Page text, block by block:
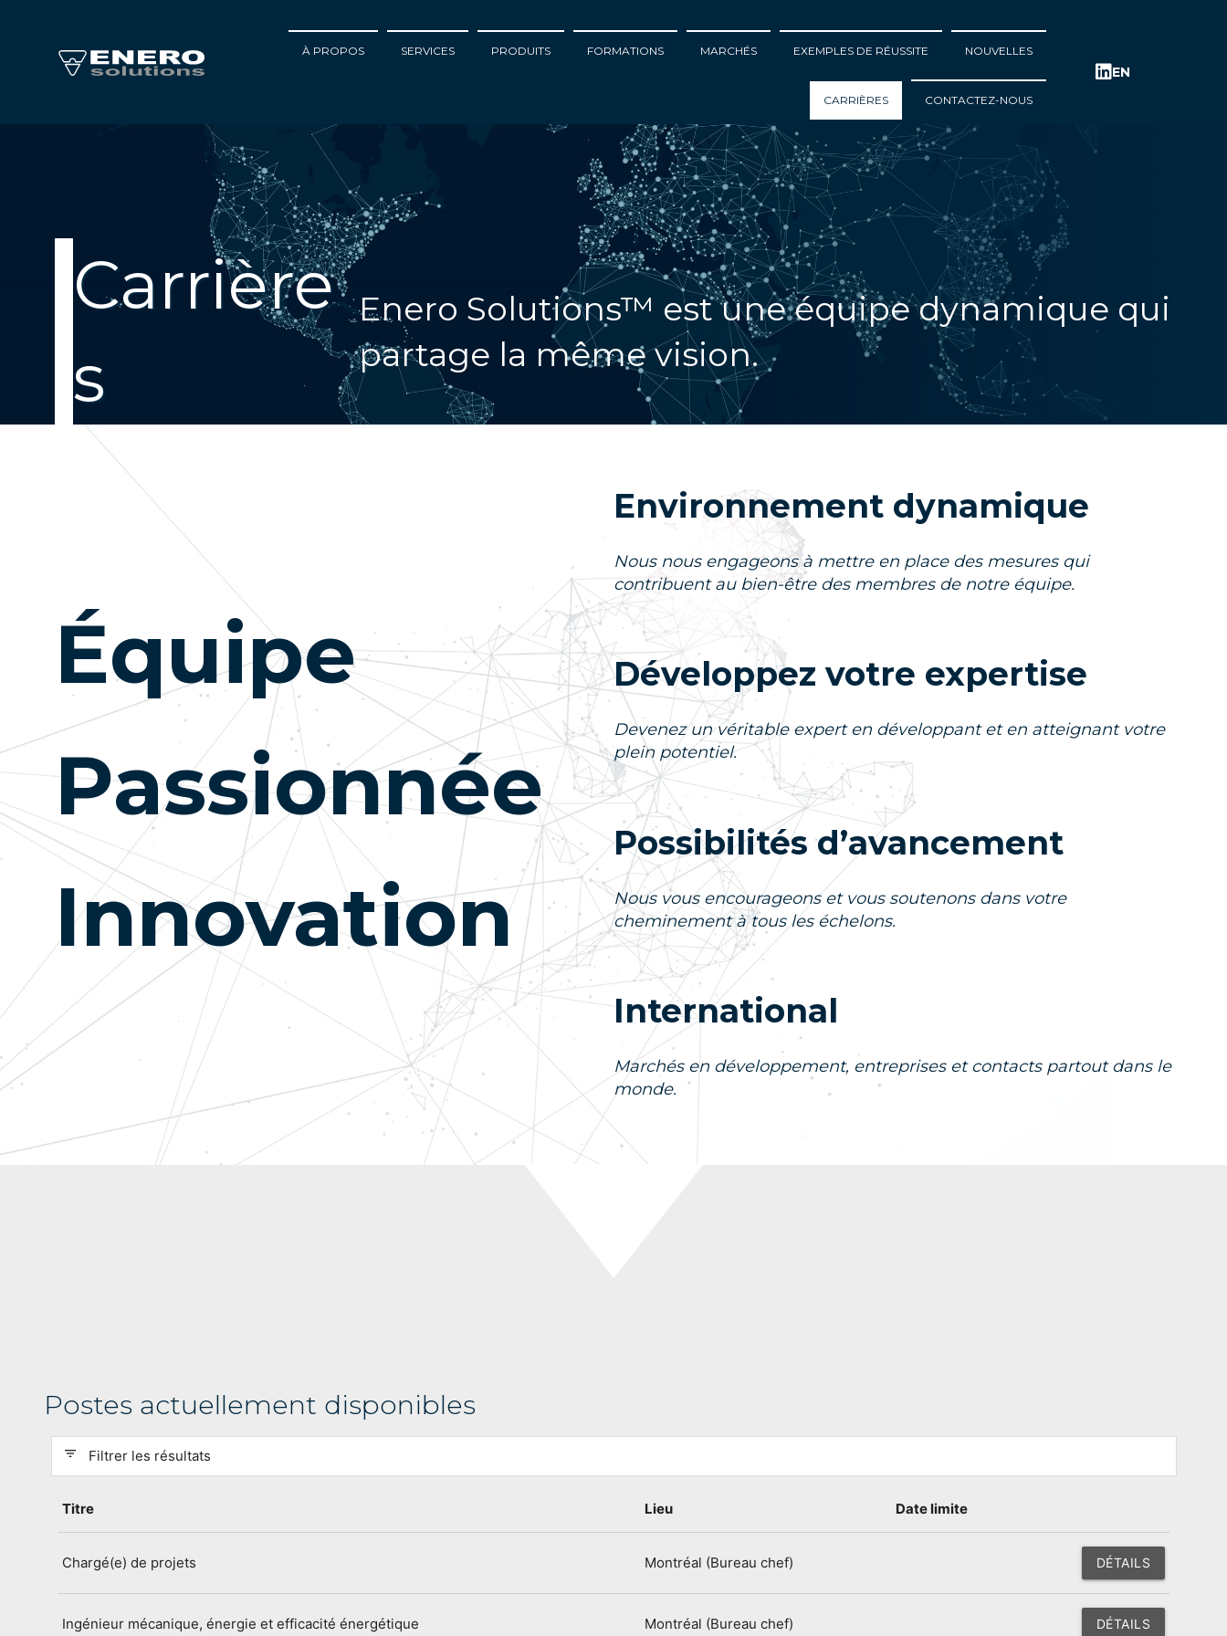
À PROPOS SERVICES PRODUITS FORMATIONS MARCHÉS EXEMPLES DE RÉUSSITE NOUVELLES
CARRIÈRES CONTACTEZ-NOUS
EN
Carrière
s
Enero Solutions™ est une équipe dynamique qui
partage la même vision.
Équipe
Passionnée
Innovation
Environnement dynamique
Nous nous engageons à mettre en place des mesures qui
contribuent au bien-être des membres de notre équipe.
Développez votre expertise
Devenez un véritable expert en développant et en atteignant votre
plein potentiel.
Possibilités d’avancement
Nous vous encourageons et vous soutenons dans votre
cheminement à tous les échelons.
International
Marchés en développement, entreprises et contacts partout dans le
monde.
Postes actuellement disponibles
filter_list Filtrer les résultats
Titre Lieu Date limite
Chargé(e) de projets Montréal (Bureau chef) DÉTAILS
Ingénieur mécanique, énergie et efficacité énergétique Montréal (Bureau chef) DÉTAILS